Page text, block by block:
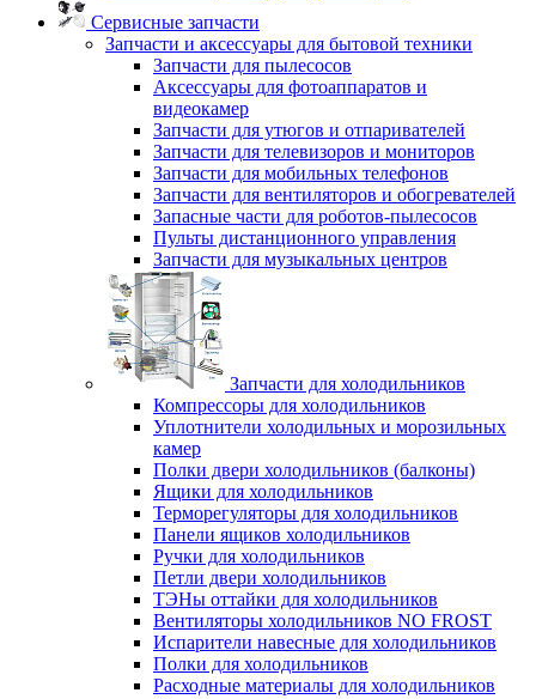
Сервисные запчасти
Запчасти и аксессуары для бытовой техники
Запчасти для пылесосов
Аксессуары для фотоаппаратов и
видеокамер
Запчасти для утюгов и отпаривателей
Запчасти для телевизоров и мониторов
Запчасти для мобильных телефонов
Запчасти для вентиляторов и обогревателей
Запасные части для роботов-пылесосов
Пульты дистанционного управления
Запчасти для музыкальных центров
Запчасти для холодильников
Компрессоры для холодильников
Уплотнители холодильных и морозильных
камер
Полки двери холодильников (балконы)
Ящики для холодильников
Терморегуляторы для холодильников
Панели ящиков холодильников
Ручки для холодильников
Петли двери холодильников
ТЭНы оттайки для холодильников
Вентиляторы холодильников NO FROST
Испарители навесные для холодильников
Полки для холодильников
Расходные материалы для холодильников